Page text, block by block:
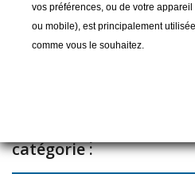
Livrable et disponible en
Partager
catégorie :
vos préférences, ou de votre
ou mobile), est principalement
comme vous le souhaitez.